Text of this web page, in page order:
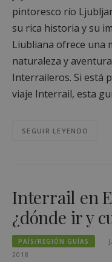
pintoresco río
su rica historia y su
Liubliana ofrece una
naturaleza y
Interraileros. Si está
viaje Interrail, esta
SEGUIR LEYENDO
Interrail en
¿dónde ir y
PAÍS/REGIÓN GUÍAS
2018